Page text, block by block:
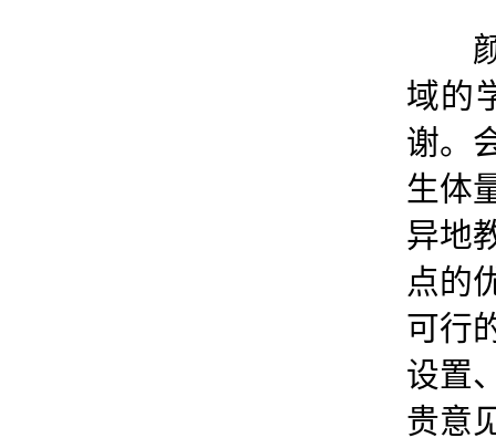
域的
谢。
生体
异地
点的
可行
设置
贵意